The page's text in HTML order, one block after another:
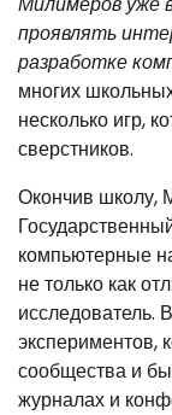
проявлять
разработке
многих
несколько игр,
сверстников.
Окончив школу,
компьютерные
не только как
исследователь.
экспериментов,
сообщества и
журналах и